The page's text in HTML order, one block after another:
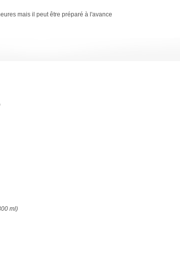
mais il peut être préparé à l'avance
ml)